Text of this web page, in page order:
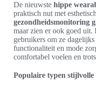
De nieuwste hippe
praktisch nut met
gezondheidsmonitoring
maar zien er ook goed
gebruikers om ze
functionaliteit en mode
comfortabel voelen en
Populaire typen stijlvolle